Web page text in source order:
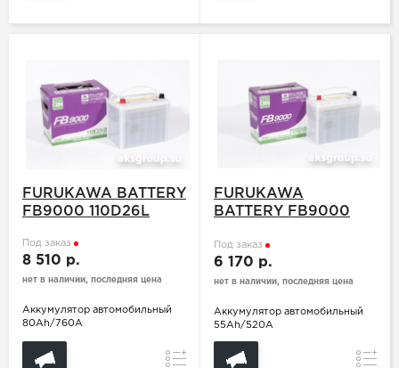
FURUKAWA BATTERY
FB9000 110D26L
Под заказ
8 510 р.
нет в наличии, последняя цена
Аккумулятор автомобильный
80Ah/760A
Сравнение
FURUKAWA
BATTERY FB9000
Под заказ
6 170 р.
нет в наличии, последняя цена
Аккумулятор автомобильный
55Ah/520A